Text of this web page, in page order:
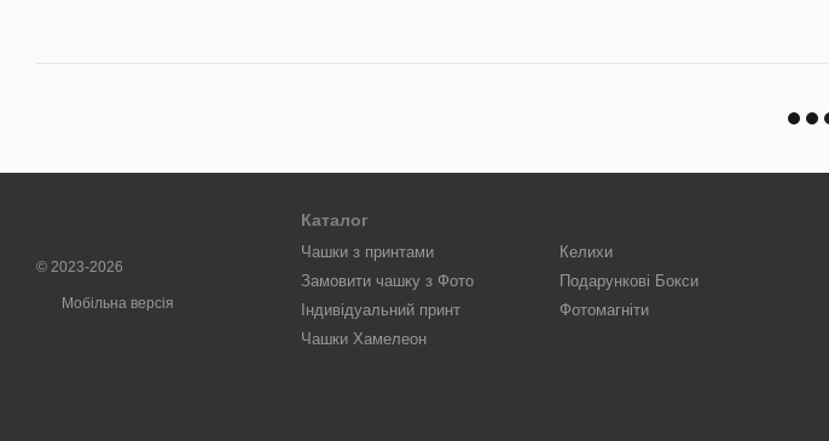
© 2023-2026
Мобільна версія
Каталог
Чашки з принтами
Замовити чашку з Фото
Індивідуальний принт
Чашки Хамелеон
Келихи
Подарункові Бокси
Фотомагніти